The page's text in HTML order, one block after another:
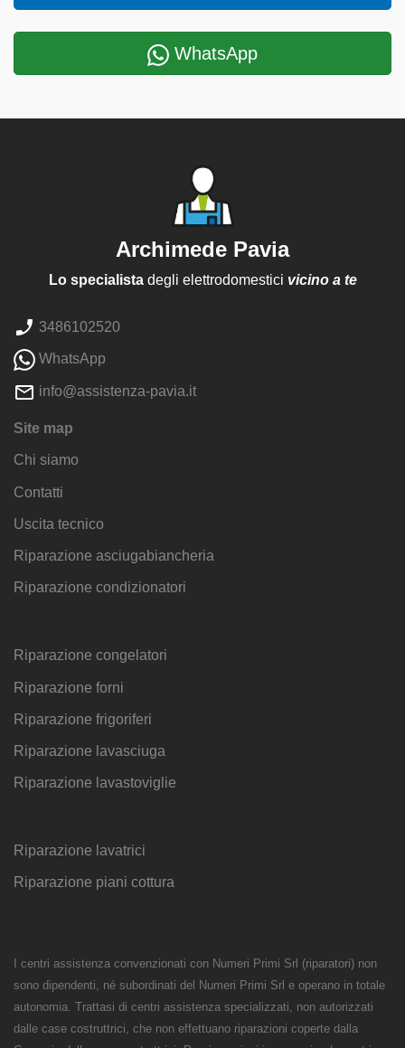
WhatsApp
Archimede Pavia
Lo specialistadegli elettrodomestici vicino a te
3486102520
WhatsApp
info@assistenza-pavia.it
Site map
Chi siamo
Contatti
Uscita tecnico
Riparazione asciugabiancheria
Riparazione condizionatori
Riparazione congelatori
Riparazione forni
Riparazione frigoriferi
Riparazione lavasciuga
Riparazione lavastoviglie
Riparazione lavatrici
Riparazione piani cottura
I centri assistenza convenzionati con Numeri Primi Srl (riparatori) non
sono dipendenti, né subordinati del Numeri Primi Srl e operano in totale
autonomia. Trattasi di centri assistenza specializzati, non autorizzati
dalle case costruttrici, che non effettuano riparazioni coperte dalla